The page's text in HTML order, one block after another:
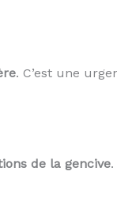
. C’est une
de la gencive.